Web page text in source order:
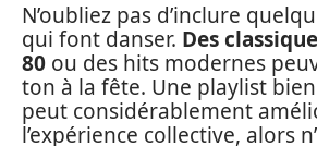
N’oubliez pas d’inclure
qui font danser. Des
80 ou des hits modernes
ton à la fête. Une playlist
peut considérablement
l’expérience collective, alors